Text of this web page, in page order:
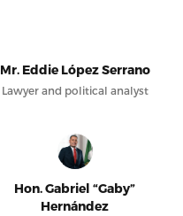
Mr. Eddie López Serrano
Lawyer and political analyst
Hon. Gabriel “Gaby”
Hernández